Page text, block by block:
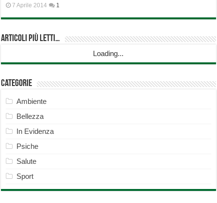
7 Aprile 2014 1
Articoli più Letti…
Loading...
Categorie
Ambiente
Bellezza
In Evidenza
Psiche
Salute
Sport